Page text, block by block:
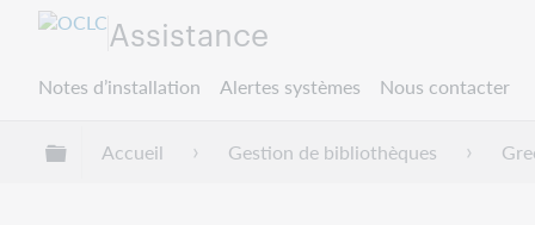
Assistance
Notes d’installation Alertes systèmes Nous contacter
Développer/réduire la hiérarchie globale
Accueil Gestion de bibliothèques